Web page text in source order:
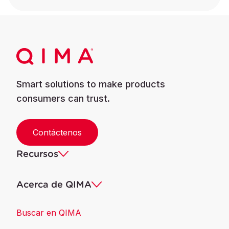
Smart solutions to make products
consumers can trust.
Contáctenos
Recursos
Acerca de QIMA
Buscar en QIMA